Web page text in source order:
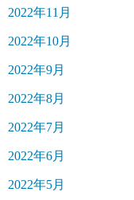
2022年11月
2022年10月
2022年9月
2022年8月
2022年7月
2022年6月
2022年5月